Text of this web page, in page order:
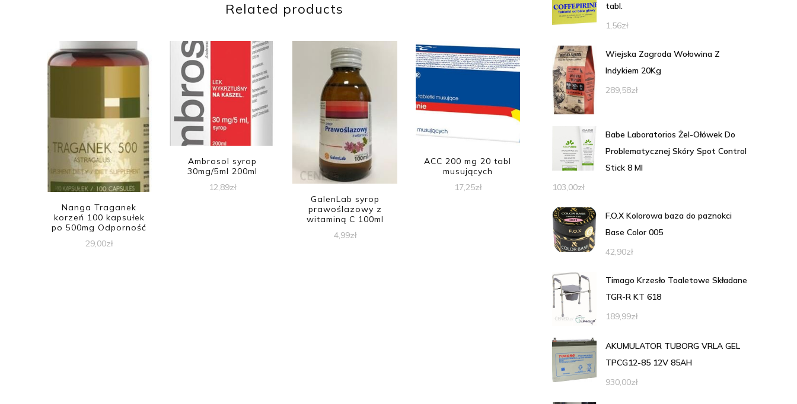
Related products
Nanga Traganek
korzeń 100 kapsułek
po 500mg Odporność
29,00zł
Ambrosol syrop
30mg/5ml 200ml
12,89zł
GalenLab syrop
prawoślazowy z
witaminą C 100ml
4,99zł
ACC 200 mg 20 tabl
musujących
17,25zł
tabl.
1,56zł
Wiejska Zagroda Wołowina Z
Indykiem 20Kg
289,58zł
Babe Laboratorios Żel-Ołówek Do
Problematycznej Skóry Spot Control
Stick 8 Ml
103,00zł
F.O.X Kolorowa baza do paznokci
Base Color 005
42,90zł
Timago Krzesło Toaletowe Składane
TGR-R KT 618
189,99zł
AKUMULATOR TUBORG VRLA GEL
TPCG12-85 12V 85AH
930,00zł